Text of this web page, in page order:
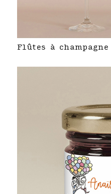
Flûtes à